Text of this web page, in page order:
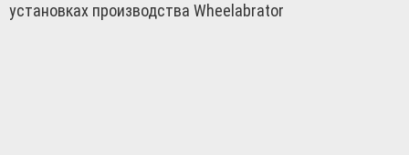
установках производства Wheelabrator